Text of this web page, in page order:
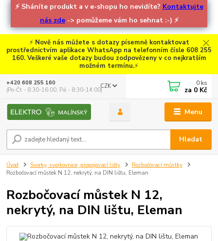
⚡ Sháníte produkt a v e-shopu ho nevidíte? Kontaktujte
nás zde-> pomůžeme vám ho sehnat :-) ⚡
⚡ Nově nás můžete s dotazy písemně kontaktovat
prostřednictvím aplikace WhatsApp na telefonním čísle 608 255
160. Veškeré vaše dotazy budou zodpovězeny v co nejkratším
možném termínu.⚡
Menu
CZK
Hledat
+420 608 255 160
(Po-Čt - 8:30-16:00, Pá - 8:30-14:00)
0 ks
za 0 Kč
Úvod Svorky, svorkovnice, propojovací lišty
Rozbočovací můstky
Rozbočovací můstek N 12, nekrytý, na DIN lištu, Eleman
Rozbočovací můstek N 12,
nekrytý, na DIN lištu, Eleman